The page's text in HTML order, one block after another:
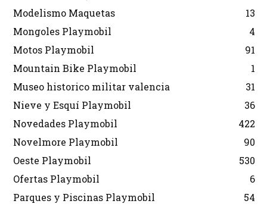
Modelismo Maquetas
13
Mongoles Playmobil
4
Motos Playmobil
91
Mountain Bike Playmobil
1
Museo historico militar valencia
31
Nieve y Esquí Playmobil
36
Novedades Playmobil
422
Novelmore Playmobil
90
Oeste Playmobil
530
Ofertas Playmobil
6
Parques y Piscinas Playmobil
54